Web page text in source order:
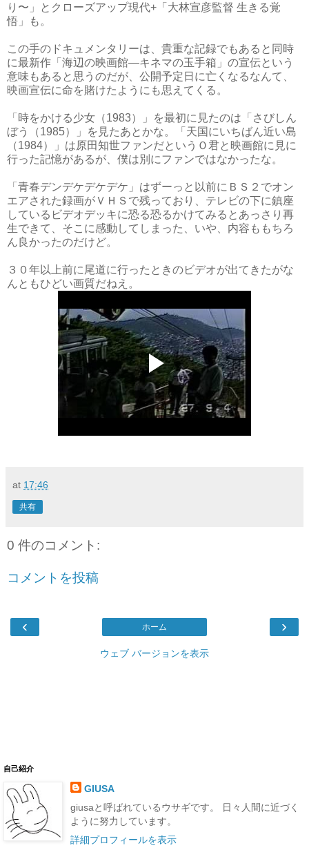
り〜」とクローズアップ現代+「大林宣彦監督 生きる覚
悟」も。
この手のドキュメンタリーは、貴重な記録でもあると同時
に最新作「海辺の映画館―キネマの玉手箱」の宣伝という
意味もあると思うのだが、公開予定日に亡くなるなんて、
映画宣伝に命を賭けたようにも思えてくる。
「時をかける少女（1983）」を最初に見たのは「さびしん
ぼう（1985）」を見たあとかな。「天国にいちばん近い島
（1984）」は原田知世ファンだというＯ君と映画館に見に
行った記憶があるが、僕は別にファンではなかったな。
「青春デンデケデケデケ」はずーっと以前にＢＳ２でオン
エアされた録画がＶＨＳで残っており、テレビの下に鎮座
しているビデオデッキに恐る恐るかけてみるとあっさり再
生できて、そこに感動してしまった、いや、内容ももちろ
ん良かったのだけど。
３０年以上前に尾道に行ったときのビデオが出てきたがな
んともひどい画質だねえ。
at 17:46
共有
0 件のコメント:
コメントを投稿
‹ ›
ホーム
ウェブ バージョンを表示
自己紹介
GIUSA
giusaと呼ばれているウサギです。 日々人間に近づく
ように努力しています。
詳細プロフィールを表示